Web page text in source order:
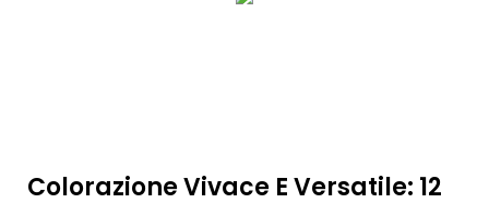
Colorazione Vivace E Versatile: 12